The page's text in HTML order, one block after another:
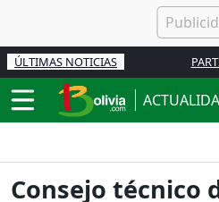
ÚLTIMAS NOTICIAS
Consejo técnico